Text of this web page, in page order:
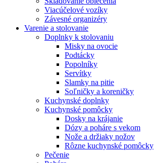
Viacúčelové vozíky
Závesné organizéry
Varenie a stolovanie
Doplnky k stolovaniu
Misky na ovocie
Podtácky
Popolníky
Servítky
Slamky na pitie
Soľničky a koreničky
Kuchynské doplnky
Kuchynské pomôcky
Dosky na krájanie
Dózy a poháre s vekom
Nože a držiaky nožov
Rôzne kuchynské pomôcky
Pečenie